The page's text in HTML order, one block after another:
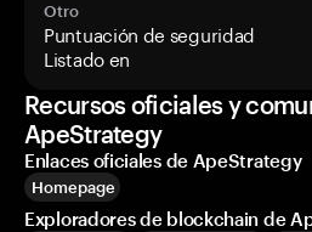
Otro
Puntuación de seguridad
Listado en
Recursos oficiales y
ApeStrategy
Enlaces oficiales de ApeStrategy
Homepage
Exploradores de blockchain de